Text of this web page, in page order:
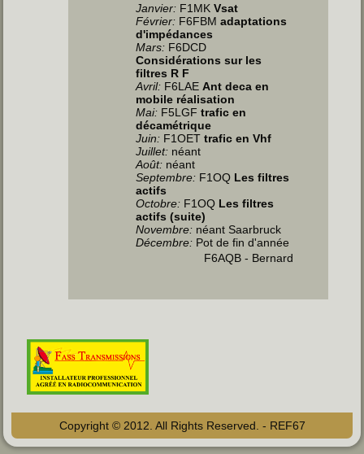
Janvier: F1MKVsat
Février: F6FBMadaptations
d'impédances
Mars: F6DCD
Considérations sur les
filtres R F
Avril: F6LAEAnt deca en
mobile réalisation
Mai: F5LGFtrafic en
décamétrique
Juin: F1OETtrafic en Vhf
Juillet: néant
Août: néant
Septembre: F1OQ Les filtres
actifs
Octobre: F1OQ Les filtres
actifs (suite)
Novembre: néant Saarbruck
Décembre: Pot de fin d'année
F6AQB - Bernard
Copyright © 2012. All Rights Reserved. - REF67